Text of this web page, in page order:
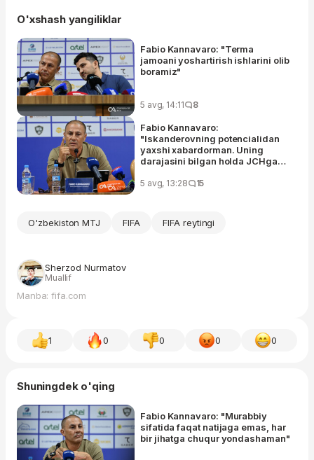
O'xshash yangiliklar
Fabio Kannavaro: "Terma
jamoani yoshartirish ishlarini olib
boramiz"
5 avg, 14:11 8
Fabio Kannavaro:
"Iskanderovning potencialidan
yaxshi xabardorman. Uning
darajasini bilgan holda JCHga
5 avg, 13:28 15
O'zbekiston MTJ FIFA FIFA reytingi
Sherzod Nurmatov
Muallif
Manba: fifa.com
1 0 0 0 0
Shuningdek o'qing
Fabio Kannavaro: "Murabbiy
sifatida faqat natijaga emas, har
bir jihatga chuqur yondashaman"